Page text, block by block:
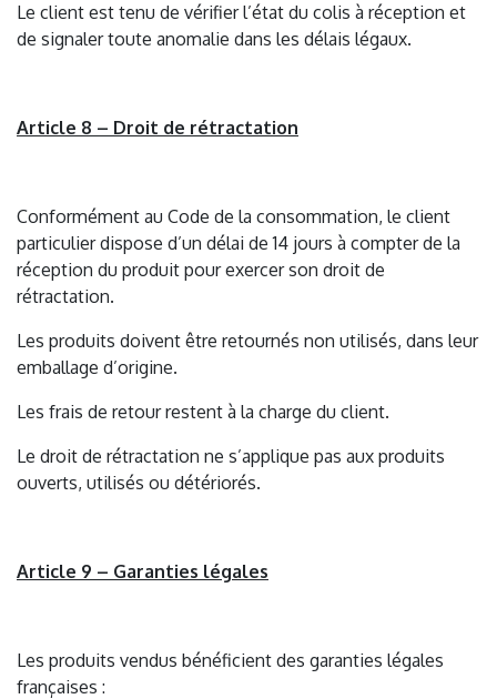
Le client est tenu de vérifier l’état du colis à réception et
de signaler toute anomalie dans les délais légaux.
Article 8 – Droit de rétractation
Conformément au Code de la consommation, le client
particulier dispose d’un délai de 14 jours à compter de la
réception du produit pour exercer son droit de
rétractation.
Les produits doivent être retournés non utilisés, dans leur
emballage d’origine.
Les frais de retour restent à la charge du client.
Le droit de rétractation ne s’applique pas aux produits
ouverts, utilisés ou détériorés.
Article 9 – Garanties légales
Les produits vendus bénéficient des garanties légales
françaises :